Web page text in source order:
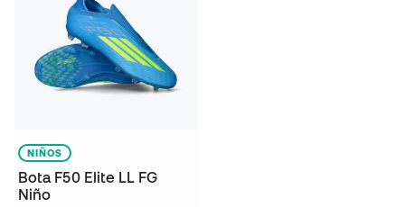
NIÑOS
Bota F50 Elite LL FG
Niño